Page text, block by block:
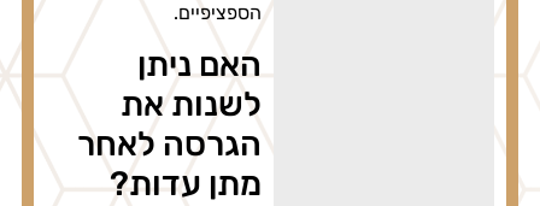
הספציפיים.
האם ניתן
לשנות את
הגרסה לאחר
מתן עדות?